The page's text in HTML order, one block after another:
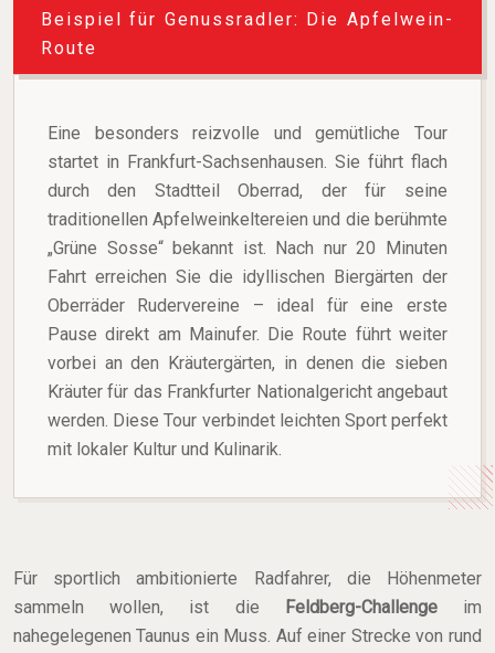
Beispiel für Genussradler: Die Apfelwein-
Route
Eine besonders reizvolle und gemütliche Tour
startet in Frankfurt-Sachsenhausen. Sie führt flach
durch den Stadtteil Oberrad, der für seine
traditionellen Apfelweinkeltereien und die berühmte
„Grüne Sosse“ bekannt ist. Nach nur 20 Minuten
Fahrt erreichen Sie die idyllischen Biergärten der
Oberräder Rudervereine – ideal für eine erste
Pause direkt am Mainufer. Die Route führt weiter
vorbei an den Kräutergärten, in denen die sieben
Kräuter für das Frankfurter Nationalgericht angebaut
werden. Diese Tour verbindet leichten Sport perfekt
mit lokaler Kultur und Kulinarik.
Für sportlich ambitionierte Radfahrer, die Höhenmeter
sammeln wollen, ist die
Feldberg-Challengeim
nahegelegenen Taunus ein Muss. Auf einer Strecke von rund